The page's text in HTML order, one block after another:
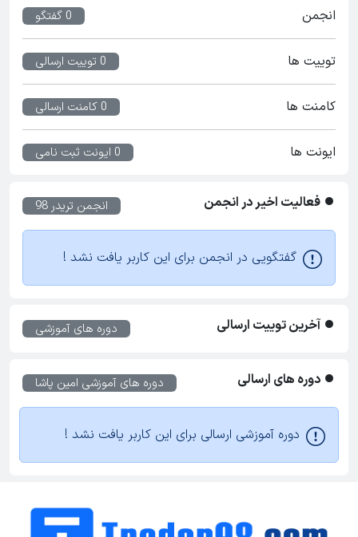
انجمن 0 گفتگو
توییت ها 0 توییت ارسالی
کامنت ها 0 کامنت ارسالی
ایونت ها 0 ایونت ثبت نامی
فعالیت اخیر در انجمن انجمن تریدر 98
گفتگویی در انجمن برای این کاربر یافت نشد !
آخرین توییت ارسالی دوره های آموزشی
دوره های ارسالی دوره های آموزشی امین پاشا
دوره آموزشی ارسالی برای این کاربر یافت نشد !